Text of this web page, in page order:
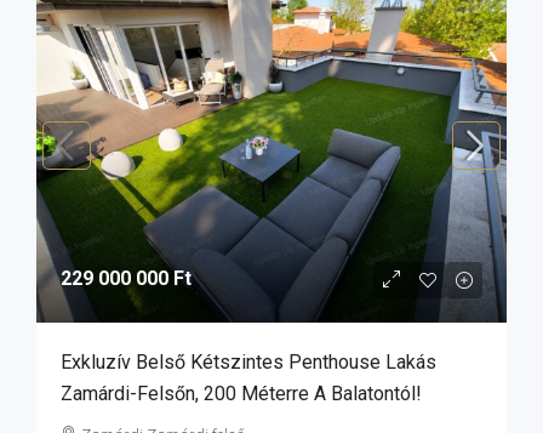
229 000 000 Ft
Exkluzív Belső Kétszintes Penthouse Lakás
Zamárdi-Felsőn, 200 Méterre A Balatontól!